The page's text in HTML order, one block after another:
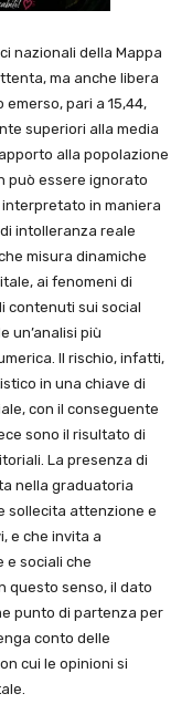
nazionali della Mappa
ma anche libera
pari a 15,44,
superiori alla media
alla popolazione
può essere ignorato
in maniera
intolleranza reale
misura dinamiche
ai fenomeni di
contenuti sui social
un’analisi più
Il rischio, infatti,
in una chiave di
con il conseguente
sono il risultato di
La presenza di
nella graduatoria
sollecita attenzione e
e che invita a
e sociali che
questo senso, il dato
punto di partenza per
conto delle
cui le opinioni si